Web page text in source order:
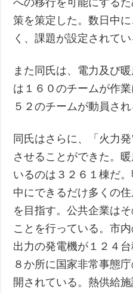
策を策定した。数日中
く、課題が設定されて
また同氏は、電力及び
は１６０のチームが作
５２のチームが動員され
同氏はさらに、「火力
させることができた。
いるのは３２６１棟だ
中にできるだけ多くの
を目指す。公共企業は
ことを行っている。市
出力の発電機が１２４
８か所に国家非常事態
開されている。熱供給